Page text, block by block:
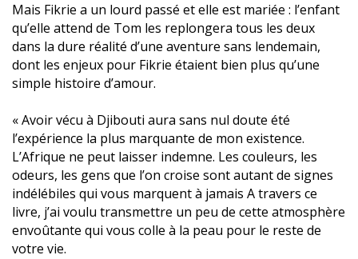
Mais Fikrie a un lourd passé et elle est mariée : l’enfant
qu’elle attend de Tom les replongera tous les deux
dans la dure réalité d’une aventure sans lendemain,
dont les enjeux pour Fikrie étaient bien plus qu’une
simple histoire d’amour.
« Avoir vécu à Djibouti aura sans nul doute été
l’expérience la plus marquante de mon existence.
L’Afrique ne peut laisser indemne. Les couleurs, les
odeurs, les gens que l’on croise sont autant de signes
indélébiles qui vous marquent à jamais A travers ce
livre, j’ai voulu transmettre un peu de cette atmosphère
envoûtante qui vous colle à la peau pour le reste de
votre vie.